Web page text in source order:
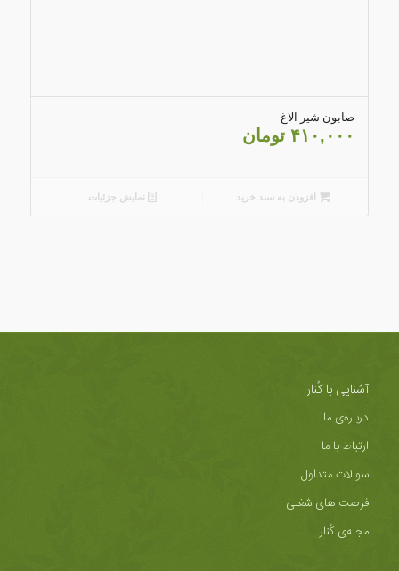
4.79
صابون شیر الاغ
۴۱۰,۰۰۰ تومان
افزودن به سبد خرید نمایش جزئیات
آشنایی با کُنار
درباره‌ی ما
ارتباط با ما
سوالات متداول
فرصت های شغلی
مجله‌ی کُنار